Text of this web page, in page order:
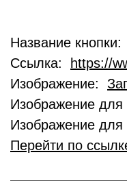
Название
Ссылка:
https://
Изображение:
Изображение
Изображение для
Перейти по